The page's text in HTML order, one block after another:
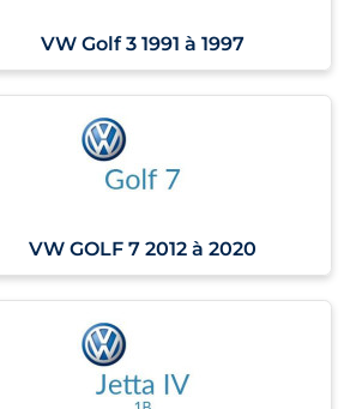
VW Golf 3 1991 à 1997
VW GOLF 7 2012 à 2020